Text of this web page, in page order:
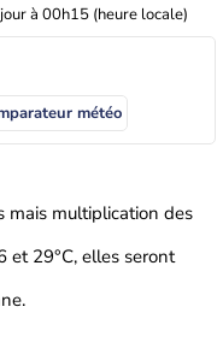
à 00h15 (heure locale)
météo
mais multiplication des
et 29°C, elles seront